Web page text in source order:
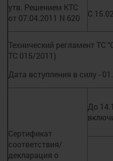
утв. Решением КТС
от 07.04.2011 N 620
С
Технический регламент ТС
ТС 015/2011)
Дата вступления в силу -
Сертификат
соответствия/
декларация о
До